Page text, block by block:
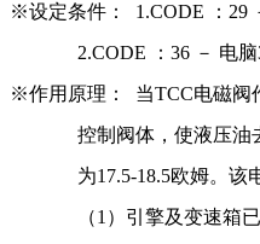
※设定条件：  1.CODE ：29
2.CODE ：36 －
※作用原理：  当TCC电磁阀
控制阀体，使
为17.5-18.5欧姆
（1）引擎及变速